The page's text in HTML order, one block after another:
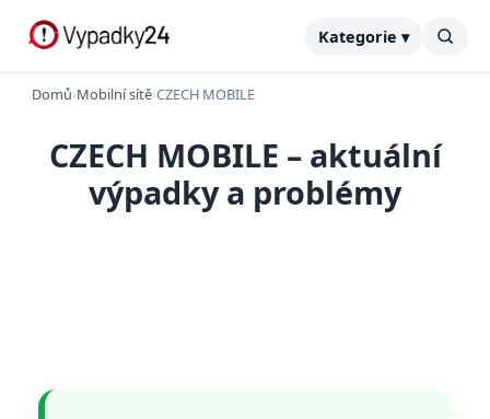
Kategorie ▾
Domů›Mobilní sítě›CZECH MOBILE
CZECH MOBILE – aktuální
výpadky a problémy